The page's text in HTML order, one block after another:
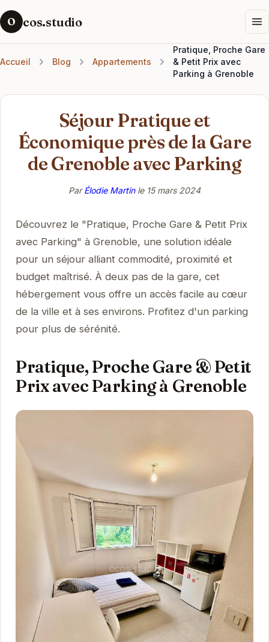
O cos.studio
Accueil Blog Appartements
Pratique, Proche Gare
& Petit Prix avec
Parking à Grenoble
Séjour Pratique et
Économique près de la Gare
de Grenoble avec Parking
ParÉlodie Martinle 15 mars 2024
Découvrez le "Pratique, Proche Gare & Petit Prix
avec Parking" à Grenoble, une solution idéale
pour un séjour alliant commodité, proximité et
budget maîtrisé. À deux pas de la gare, cet
hébergement vous offre un accès facile au cœur
de la ville et à ses environs. Profitez d'un parking
pour plus de sérénité.
Pratique, Proche Gare & Petit
Prix avec Parking à Grenoble